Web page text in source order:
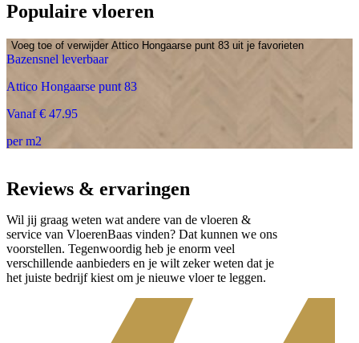
Populaire vloeren
Voeg toe of verwijder Attico Hongaarse punt 83 uit je favorieten
Bazensnel leverbaar
Attico Hongaarse punt 83
Vanaf € 47.95
per m2
Reviews & ervaringen
Wil jij graag weten wat andere van de vloeren &
service van VloerenBaas vinden? Dat kunnen we ons
voorstellen. Tegenwoordig heb je enorm veel
verschillende aanbieders en je wilt zeker weten dat je
het juiste bedrijf kiest om je nieuwe vloer te leggen.